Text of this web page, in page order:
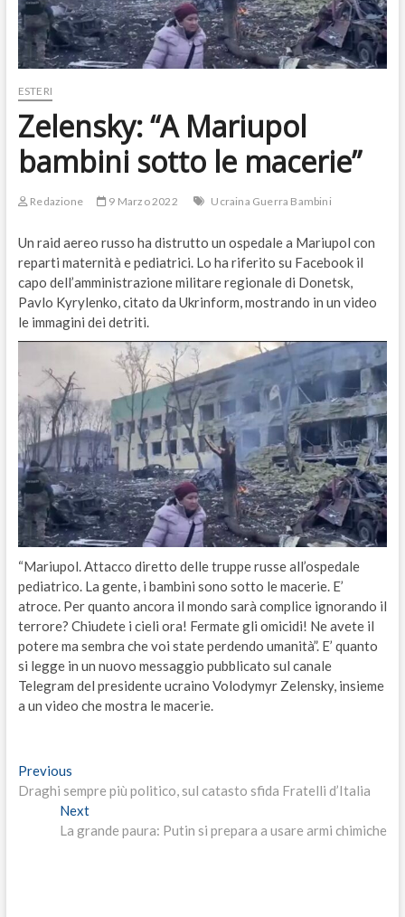
ESTERI
Zelensky: “A Mariupol
bambini sotto le macerie”
Redazione 9 Marzo 2022 Ucraina Guerra Bambini
Un raid aereo russo ha distrutto un ospedale a Mariupol con
reparti maternità e pediatrici. Lo ha riferito su Facebook il
capo dell’amministrazione militare regionale di Donetsk,
Pavlo Kyrylenko, citato da Ukrinform, mostrando in un video
le immagini dei detriti.
“Mariupol. Attacco diretto delle truppe russe all’ospedale
pediatrico. La gente, i bambini sono sotto le macerie. E’
atroce. Per quanto ancora il mondo sarà complice ignorando il
terrore? Chiudete i cieli ora! Fermate gli omicidi! Ne avete il
potere ma sembra che voi state perdendo umanità”. E’ quanto
si legge in un nuovo messaggio pubblicato sul canale
Telegram del presidente ucraino Volodymyr Zelensky, insieme
a un video che mostra le macerie.
Navigazione
articoli
PreviousPrevious
post:
Draghi sempre più politico, sul catasto sfida Fratelli d’Italia
NextNext
post:
La grande paura: Putin si prepara a usare armi chimiche